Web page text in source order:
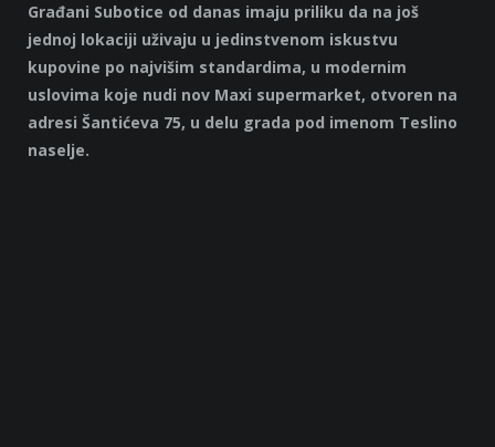
Građani Subotice od danas imaju priliku da na još
jednoj lokaciji uživaju u jedinstvenom iskustvu
kupovine po najvišim standardima, u modernim
uslovima koje nudi nov Maxi supermarket, otvoren na
adresi Šantićeva 75, u delu grada pod imenom Teslino
naselje.